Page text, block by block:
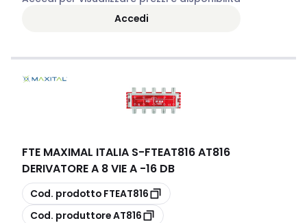
Accedi
FTE MAXIMAL ITALIA S-FTEAT816 AT816
DERIVATORE A 8 VIE A -16 DB
copia
Cod. prodotto FTEAT816
copia
Cod. produttoreAT816